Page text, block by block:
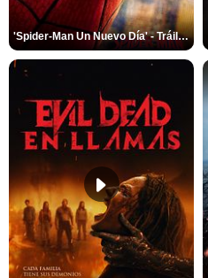
'Spider-Man Un Nuevo Día' - Tráiler oficial subtitulado